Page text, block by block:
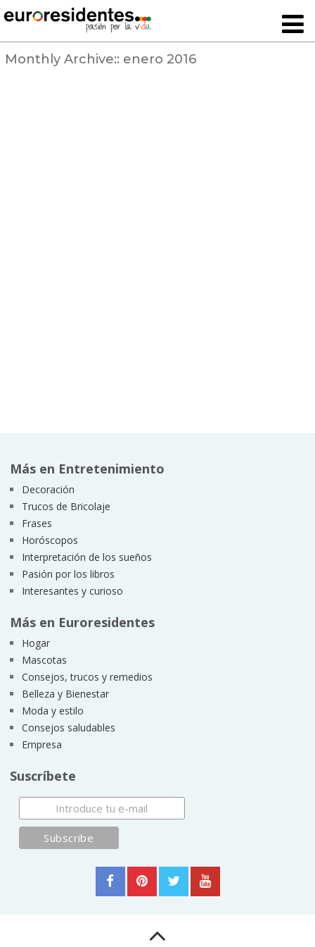
Monthly Archive:: enero 2016
Más en Entretenimiento
Decoración
Trucos de Bricolaje
Frases
Horóscopos
Interpretación de los sueños
Pasión por los libros
Interesantes y curioso
Más en Euroresidentes
Hogar
Mascotas
Consejos, trucos y remedios
Belleza y Bienestar
Moda y estilo
Consejos saludables
Empresa
Suscríbete